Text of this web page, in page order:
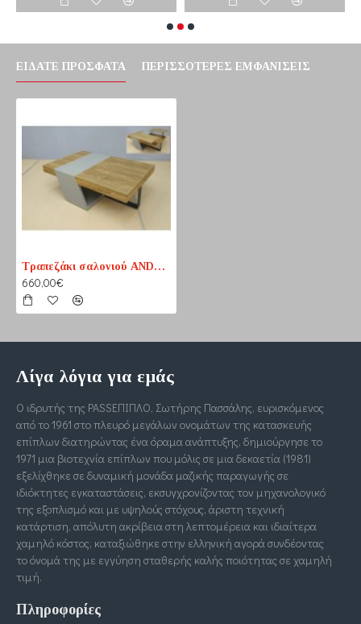
ΕΊΔΑΤΕ ΠΡΌΣΦΑΤΑ ΠΕΡΙΣΣΌΤΕΡΕΣ ΕΜΦΑΝΊΣΕΙΣ
Τραπεζάκι σαλονιού ANDY n3
660,00€
Λίγα λόγια για εμάς
Ο ιδρυτής της PASSΕΠΙΠΛΟ, Σωτήρης Πασσάλης, ευρισκόμενος
από το 1961 στο πλευρό μεγάλων ονομάτων της κατασκευής
επίπλων διατηρώντας ένα όραμα ανάπτυξης, δημιούργησε το
1971 μια βιοτεχνία επίπλων που μόλις σε μια δεκαετία (1981)
εξελίχθηκε σε δυναμική μονάδα μαζικής παραγωγής σε
ιδιόκτητες εγκαταστάσεις, εκσυγχρονίζοντας τον μηχανολογικό
της εξοπλισμό και με υψηλούς στόχους, άριστη τεχνική
κατάρτιση, απόλυτη ακρίβεια στη λεπτομέρεια και ιδιαίτερα
χαμηλό κόστος, καταξιώθηκε στην ελληνική αγορά συνδέοντας
το όνομά της με εγγύηση σταθερής καλής ποιότητας σε χαμηλή
τιμή.
Πληροφορίες